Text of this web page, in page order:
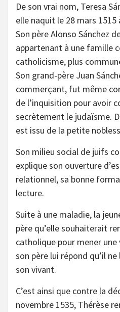
De son vrai nom, Teresa
elle naquit le 28 mars 1515
Son père Alonso Sánchez
appartenant à une famille
catholicisme, plus
Son grand-père Juan
commerçant, fut même
de l’inquisition pour avoir
secrètement le judaïsme.
est issu de la petite
Son milieu social de juifs
explique son ouverture
relationnel, sa bonne
lecture.
Suite à une maladie, la
père qu’elle souhaiterait
catholique pour mener une
son père lui répond qu’il
son vivant.
C’est ainsi que contre la
novembre 1535, Thérèse